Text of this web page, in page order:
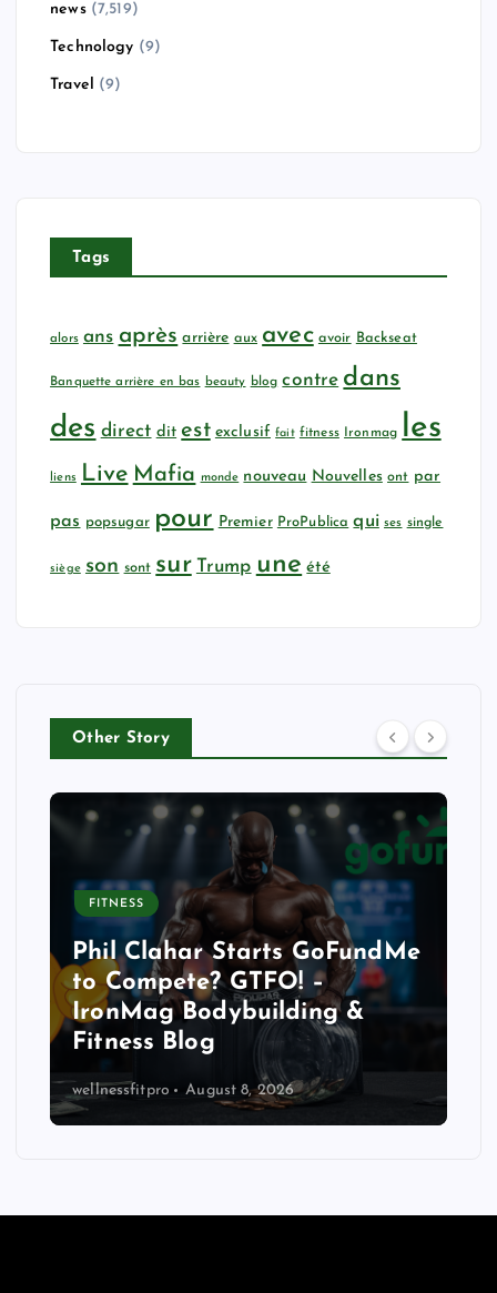
news(7,519)
Technology (9)
Travel (9)
Tags
alors ans après arrière aux avec avoir Backseat
Banquette arrière en bas beauty blog contre dans
des direct dit est exclusif fait fitness Ironmag les
liens Live Mafia monde nouveau Nouvelles ont par
pas popsugar pour Premier ProPublica qui ses single
siège son sont sur Trump une été
Other Story
FITNESS
Phil Clahar Starts GoFundMe
to Compete? GTFO! –
IronMag Bodybuilding &
Fitness Blog
wellnessfitpro August 8, 2026